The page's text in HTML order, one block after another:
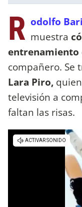
R odolfo
muestra
entrenamiento
compañero. Se
Lara Piro,
televisión a
faltan las risas.